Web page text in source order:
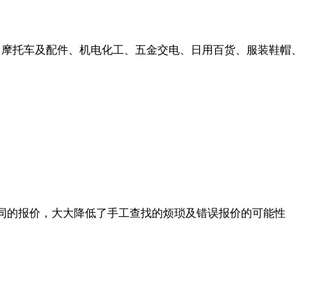
车及配件、机电化工、五金交电、日用百货、服装鞋帽、
报价，大大降低了手工查找的烦琐及错误报价的可能性